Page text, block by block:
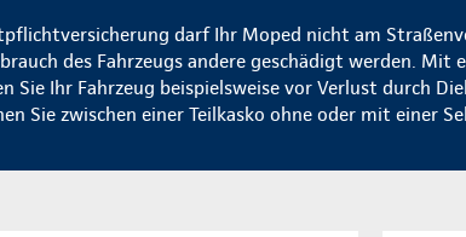
darf Ihr Moped nicht am
des Fahrzeugs andere geschädigt werden. Mit
Sie Ihr Fahrzeug beispielsweise vor Verlust durch
Sie zwischen einer Teilkasko ohne oder mit einer